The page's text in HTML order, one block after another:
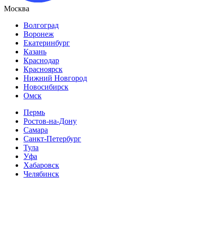
Москва
Волгоград
Воронеж
Екатеринбург
Казань
Краснодар
Красноярск
Нижний Новгород
Новосибирск
Омск
Пермь
Ростов-на-Дону
Самара
Санкт-Петербург
Тула
Уфа
Хабаровск
Челябинск